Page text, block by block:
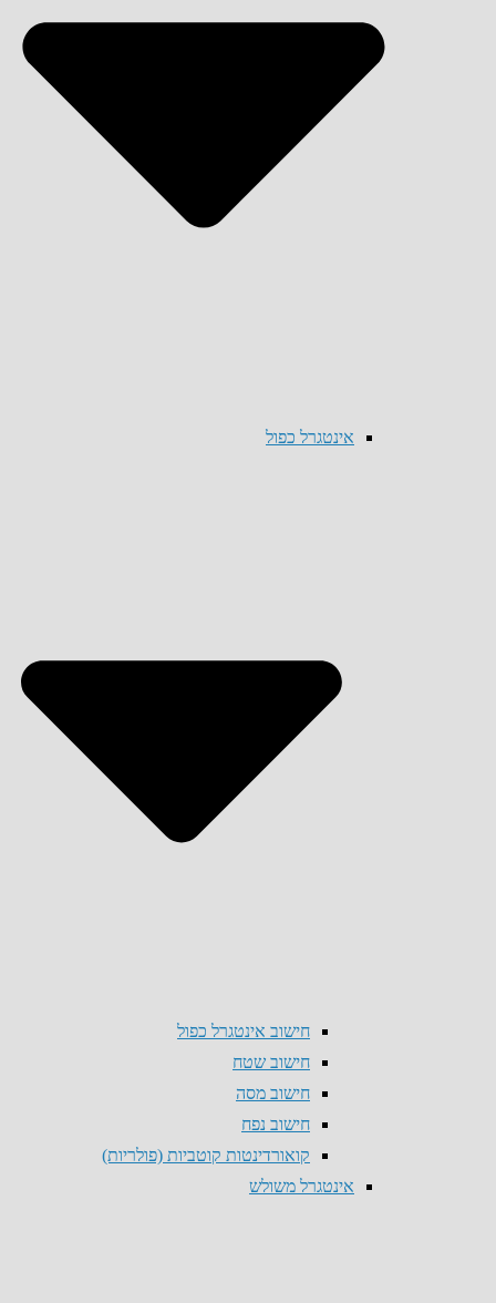
אינטגרל כפול
חישוב אינטגרל כפול
חישוב שטח
חישוב מסה
חישוב נפח
קואורדינטות קוטביות (פולריות)
אינטגרל משולש